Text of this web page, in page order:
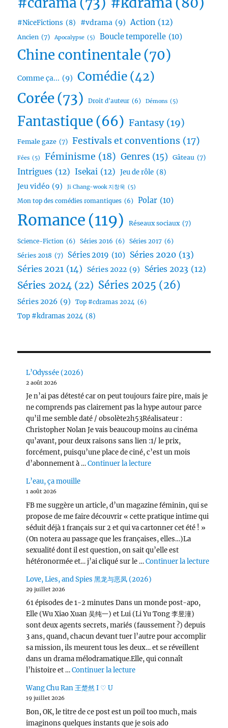
#NiceFictions (8) #vdrama (9) Action (12)
Ancien (7) Apocalypse (5) Boucle temporelle (10)
Chine continentale (70)
Comme ça... (9) Comédie (42)
Corée(73) Droit d'auteur (6) Démons (5)
Fantastique (66) Fantasy (19)
Female gaze (7) Festivals et conventions (17)
Fées (5) Féminisme (18) Genres (15) Gâteau (7)
Intrigues (12) Isekai (12) Jeu de rôle (8)
Jeu vidéo (9) Ji Chang-wook 지창욱 (5)
Mon top des comédies romantiques (6) Polar (10)
Romance (119) Réseaux sociaux (7)
Science-Fiction (6) Séries 2016 (6) Séries 2017 (6)
Séries 2018 (7) Séries 2019 (10) Séries 2020 (13)
Séries 2021 (14) Séries 2022 (9) Séries 2023 (12)
Séries 2024 (22) Séries 2025 (26)
Séries 2026 (9) Top #cdramas 2024 (6)
Top #kdramas 2024 (8)
L’Odyssée (2026)
2 août 2026
Je n’ai pas détesté car on peut toujours faire pire, mais je
ne comprends pas clairement pas la hype autour parce
qu’il me semble daté / obsolète2h53Réalisateur :
Christopher Nolan Je vais beaucoup moins au cinéma
qu’avant, pour deux raisons sans lien :1/ le prix,
forcément, puisqu’une place de ciné, c’est un mois
d’abonnement à …Continuer la lecturede « L’Odyssée (2026)
L’eau, ça mouille
1 août 2026
FB me suggère un article, d’un magazine féminin, qui se
propose de me faire découvrir « cette pratique intime qui
séduit déjà 1 français sur 2 et qui va cartonner cet été ! »
(On notera au passage que les françaises, elles…)La
sexualité dont il est question, on sait qu’elle est
hétéronormée et… j’ai cliqué sur le …Continuer la lecturede «
Love, Lies, and Spies 黑龙与恶凤 (2026)
29 juillet 2026
61 épisodes de 1-2 minutes Dans un monde post-apo,
Elle (Wu Xiao Xuan 吴纯一) et Lui (Li Yu Tong 李昱潼)
sont deux agents secrets, mariés (faussement ?) depuis
3 ans, quand, chacun devant tuer l’autre pour accomplir
sa mission, ils meurent tous les deux… et se réveillent
dans un drama mélodramatique.Elle, qui connaît
l’histoire et …Continuer la lecturede « Love, Lies, and Spies
Wang Chu Ran 王楚然 I ♡ U
19 juillet 2026
Bon, OK, le titre de ce post est un poil too much, mais
imaginons quelques instants que je sois ado